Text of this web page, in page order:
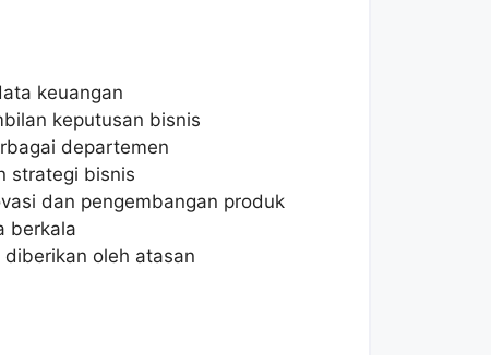
keuangan
keputusan bisnis
departemen
strategi bisnis
dan pengembangan produk
berkala
oleh atasan